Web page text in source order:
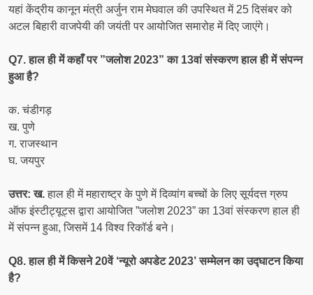
यहां केंद्रीय कानून मंत्री अर्जुन राम मेघवाल की उपस्थित में 25 दिसंबर को
अटल बिहारी वाजपेयी की जयंती पर आयोजित समारोह में दिए जाएंगे।
Q7. हाल ही में कहाँ पर ”जलोश 2023” का 13वां संस्करण हाल ही में संपन्न
हुआ है?
क. चंडीगड़
ख. पुणे
ग. राजस्थान
घ. जयपुर
उत्तर: ख.हाल ही में महाराष्ट्र के पुणे में दिव्यांग बच्चों के लिए सूर्यदत्त ग्रुप
ऑफ इंस्टीट्यूट्स द्वारा आयोजित ”जलोश 2023” का 13वां संस्करण हाल ही
में संपन्न हुआ, जिसमें 14 विश्व रिकॉर्ड बने।
Q8. हाल ही में किसने 20वें ‘न्यूरो अपडेट 2023’ सम्मेलन का उद्घाटन किया
है?